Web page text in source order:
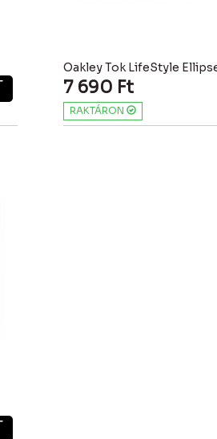
Oakley Tok LifeStyle
7 690 Ft
RAKTÁRON